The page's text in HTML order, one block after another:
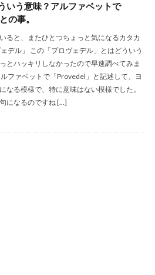
いう意味？アルファベットで
の事。
ると、またひとつちょっと気になるカタカ
デル」 この「プロヴェデル」とはどういう
とハッキリしなかったので早速調べてみま
ファベットで「Provedel」と記述して、ヨ
なる模様で、特に意味はない模様でした。
になるのですね […]